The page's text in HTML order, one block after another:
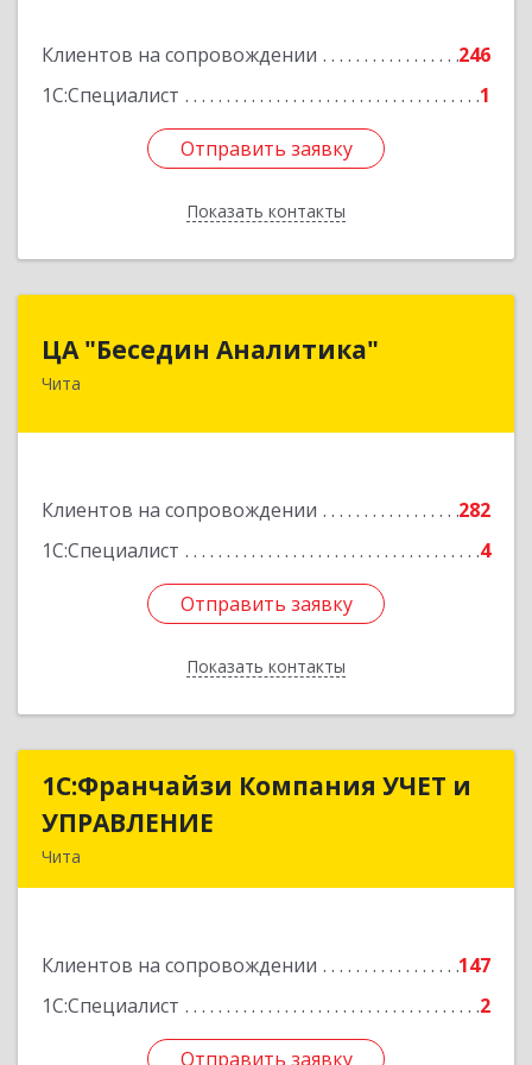
Клиентов на сопровождении
246
1С:Специалист
1
Отправить заявку
Показать контакты
Подробнее
Отправить заявку
Назад
ЦА "Беседин Аналитика"
Чита
Клиентов на сопровождении
282
1С:Специалист
4
Отправить заявку
Показать контакты
Отправить заявку
Назад
1С:Франчайзи Компания УЧЕТ и
УПРАВЛЕНИЕ
Чита
Клиентов на сопровождении
147
1С:Специалист
2
Отправить заявку
1С:Франчайзи Компания УЧЕТ и
Подробнее
Отправить заявку